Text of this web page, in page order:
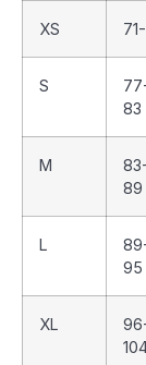
XS
S
83
M
89
L
95
XL